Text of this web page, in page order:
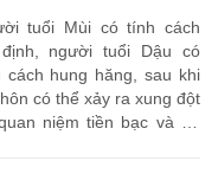
tuổi Mùi có tính cách
người tuổi Dậu có
cách hung hăng, sau khi
có thể xảy ra xung đột
niệm tiền bạc và sự